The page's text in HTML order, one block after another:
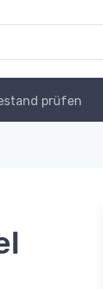
prüfen